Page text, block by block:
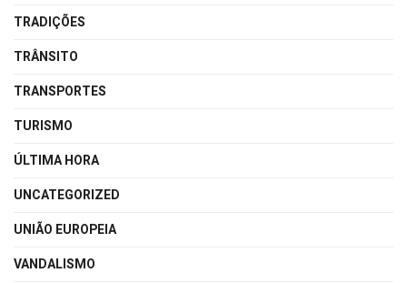
TRADIÇÕES
TRÂNSITO
TRANSPORTES
TURISMO
ÚLTIMA HORA
UNCATEGORIZED
UNIÃO EUROPEIA
VANDALISMO